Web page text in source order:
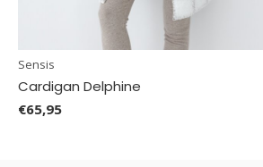
Sensis
Cardigan Delphine
€65,95